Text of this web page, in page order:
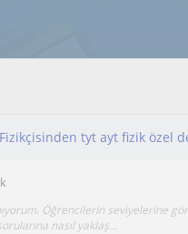
tyt ayt fizik özel
Öğrencilerin seviyelerine
nasıl yaklaş...